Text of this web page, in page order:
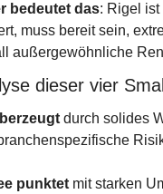
bedeutet das: Rigel ist
muss bereit sein,
außergewöhnliche
dieser vier
durch solides
punktet mit starken